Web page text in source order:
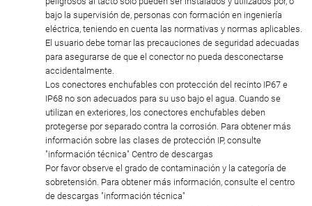
bajo la supervisión de, personas con formación en ingeniería
eléctrica, teniendo en cuenta las normativas y normas aplicables.
El usuario debe tomar las precauciones de seguridad adecuadas
para asegurarse de que el conector no pueda desconectarse
accidentalmente.
Los conectores enchufables con protección del recinto IP67 e
IP68 no son adecuados para su uso bajo el agua. Cuando se
utilizan en exteriores, los conectores enchufables deben
protegerse por separado contra la corrosión. Para obtener más
información sobre las clases de protección IP, consulte
"información técnica" Centro de descargas
Por favor observe el grado de contaminación y la categoría de
sobretensión. Para obtener más información, consulte el centro
de descargas "información técnica"